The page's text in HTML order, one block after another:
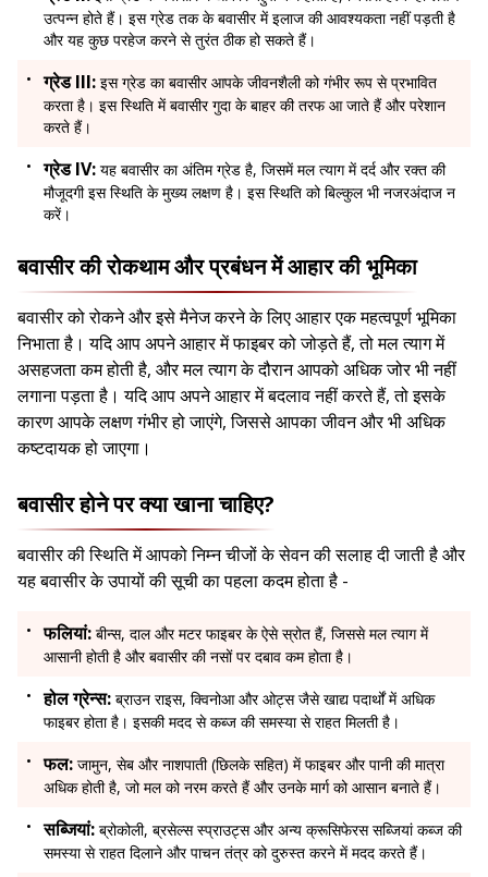
उत्पन्न होते हैं। इस ग्रेड तक के बवासीर में इलाज की आवश्यकता नहीं पड़ती है
और यह कुछ परहेज करने से तुरंत ठीक हो सकते हैं।
ग्रेड III: इस ग्रेड का बवासीर आपके जीवनशैली को गंभीर रूप से प्रभावित
करता है। इस स्थिति में बवासीर गुदा के बाहर की तरफ आ जाते हैं और परेशान
करते हैं।
ग्रेड IV: यह बवासीर का अंतिम ग्रेड है, जिसमें मल त्याग में दर्द और रक्त की
मौजूदगी इस स्थिति के मुख्य लक्षण है। इस स्थिति को बिल्कुल भी नजरअंदाज न
करें।
बवासीर की रोकथाम और प्रबंधन में आहार की भूमिका
बवासीर को रोकने और इसे मैनेज करने के लिए आहार एक महत्वपूर्ण भूमिका
निभाता है। यदि आप अपने आहार में फाइबर को जोड़ते हैं, तो मल त्याग में
असहजता कम होती है, और मल त्याग के दौरान आपको अधिक जोर भी नहीं
लगाना पड़ता है। यदि आप अपने आहार में बदलाव नहीं करते हैं, तो इसके
कारण आपके लक्षण गंभीर हो जाएंगे, जिससे आपका जीवन और भी अधिक
कष्टदायक हो जाएगा।
बवासीर होने पर क्या खाना चाहिए?
बवासीर की स्थिति में आपको निम्न चीजों के सेवन की सलाह दी जाती है और
यह बवासीर के उपायों की सूची का पहला कदम होता है -
फलियां: बीन्स, दाल और मटर फाइबर के ऐसे स्रोत हैं, जिससे मल त्याग में
आसानी होती है और बवासीर की नसों पर दबाव कम होता है।
होल ग्रेन्स: ब्राउन राइस, क्विनोआ और ओट्स जैसे खाद्य पदार्थों में अधिक
फाइबर होता है। इसकी मदद से कब्ज की समस्या से राहत मिलती है।
फल: जामुन, सेब और नाशपाती (छिलके सहित) में फाइबर और पानी की मात्रा
अधिक होती है, जो मल को नरम करते हैं और उनके मार्ग को आसान बनाते हैं।
सब्जियां: ब्रोकोली, ब्रसेल्स स्प्राउट्स और अन्य क्रूसिफेरस सब्जियां कब्ज की
समस्या से राहत दिलाने और पाचन तंत्र को दुरुस्त करने में मदद करते हैं।